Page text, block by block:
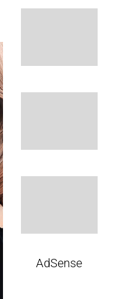
AdSense